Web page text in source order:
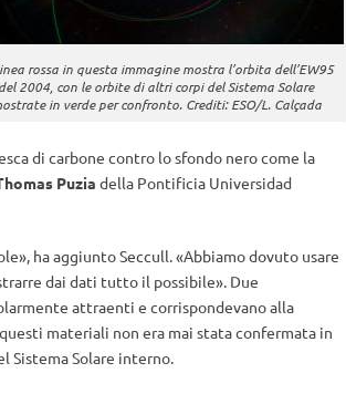
rossa in questa immagine mostra l’orbita dell’EW95
del 2004, con le orbite di altri corpi del Sistema Solare
in verde per confronto. Crediti: ESO/L. Calçada
di carbone contro lo sfondo nero come la
Puzia della Pontificia Universidad
ha aggiunto Seccull. «Abbiamo dovuto usare
dai dati tutto il possibile». Due
attraenti e corrispondevano alla
questi materiali non era mai stata confermata in
Sistema Solare interno.